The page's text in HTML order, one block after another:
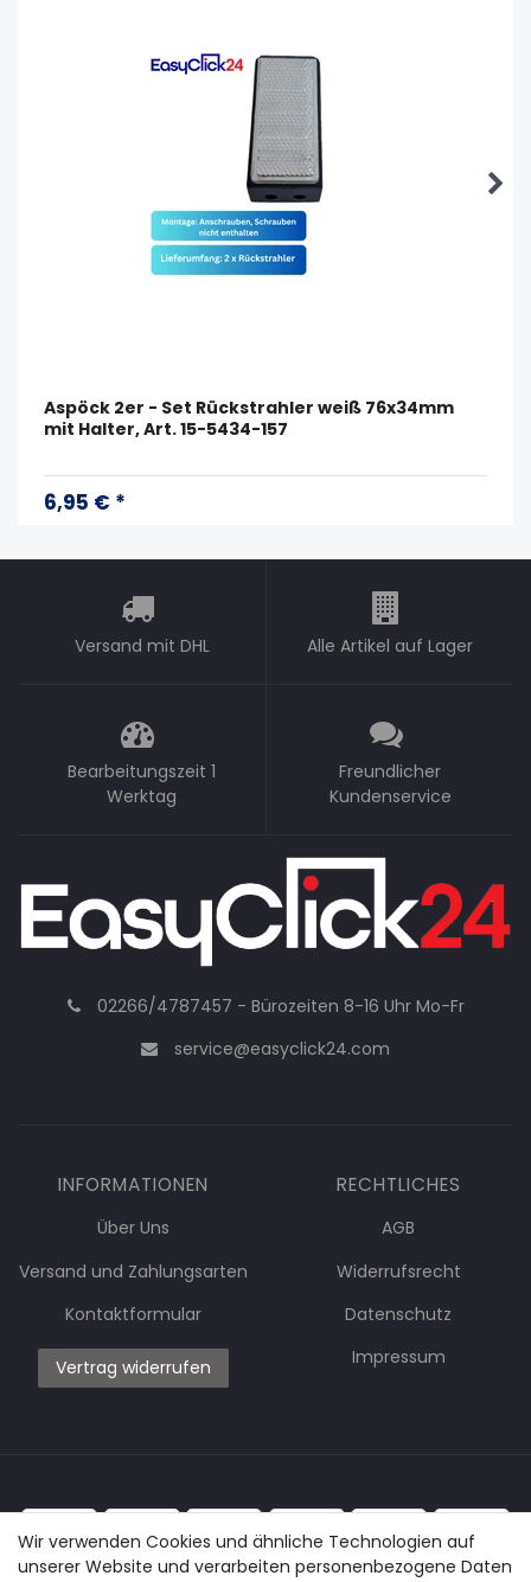
Aspöck 2er - Set Rückstrahler weiß 76x34mm
mit Halter, Art. 15-5434-157
6,95 € *
Versand mit DHL Alle Artikel auf Lager
Bearbeitungszeit 1
Werktag
Freundlicher
Kundenservice
02266/4787457 - Bürozeiten 8-16 Uhr Mo-Fr
service@easyclick24.com
INFORMATIONEN
Über Uns
Versand und Zahlungsarten
Kontaktformular
Vertrag widerrufen
RECHTLICHES
AGB
Widerrufsrecht
Datenschutz
Impressum
Wir verwenden Cookies und ähnliche Technologien auf
unserer Website und verarbeiten personenbezogene Daten